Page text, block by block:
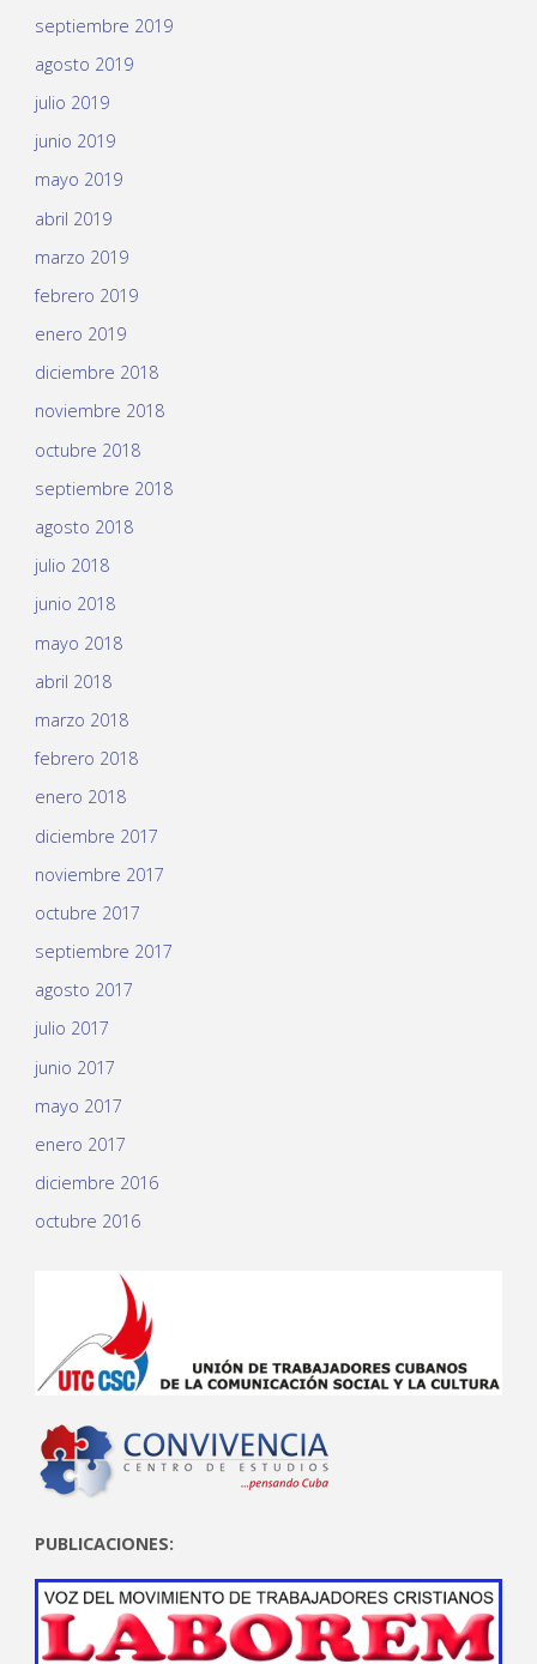
septiembre 2019
agosto 2019
julio 2019
junio 2019
mayo 2019
abril 2019
marzo 2019
febrero 2019
enero 2019
diciembre 2018
noviembre 2018
octubre 2018
septiembre 2018
agosto 2018
julio 2018
junio 2018
mayo 2018
abril 2018
marzo 2018
febrero 2018
enero 2018
diciembre 2017
noviembre 2017
octubre 2017
septiembre 2017
agosto 2017
julio 2017
junio 2017
mayo 2017
enero 2017
diciembre 2016
octubre 2016
PUBLICACIONES: